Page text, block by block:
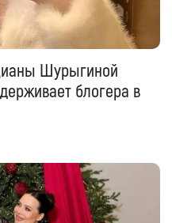
Шурыгиной
блогера в